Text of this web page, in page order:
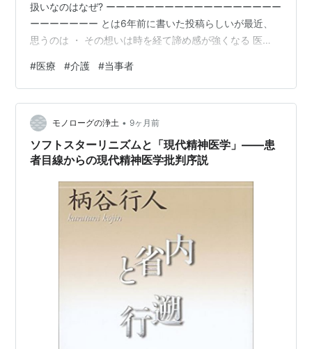
扱いなのはなぜ? ーーーーーーーーーーーーーーーーーー
ーーーーーーー とは6年前に書いた投稿らしいが最近、
思うのは ・ その想いは時を経て諦め感が強くなる 医
らみれば秘密結社のようなもの 患者や利用者の声を聞い
てみると言う意識を持って欲しいものである。
#医療 #介護 #当事者
モノローグの浄土 • 9ヶ月前
ソフトスターリニズムと「現代精神医学」――患
者目線からの現代精神医学批判序説